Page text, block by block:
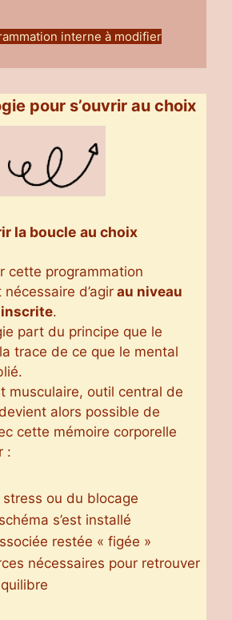
interne à modifier
pour s’ouvrir au choix
la boucle au choix
cette programmation
d’agir au niveau
inscrite.
part du principe que le
trace de ce que le mental
musculaire, outil central de
alors possible de
cette mémoire corporelle
:
stress ou du blocage
s’est installé
restée « figée »
nécessaires pour retrouver